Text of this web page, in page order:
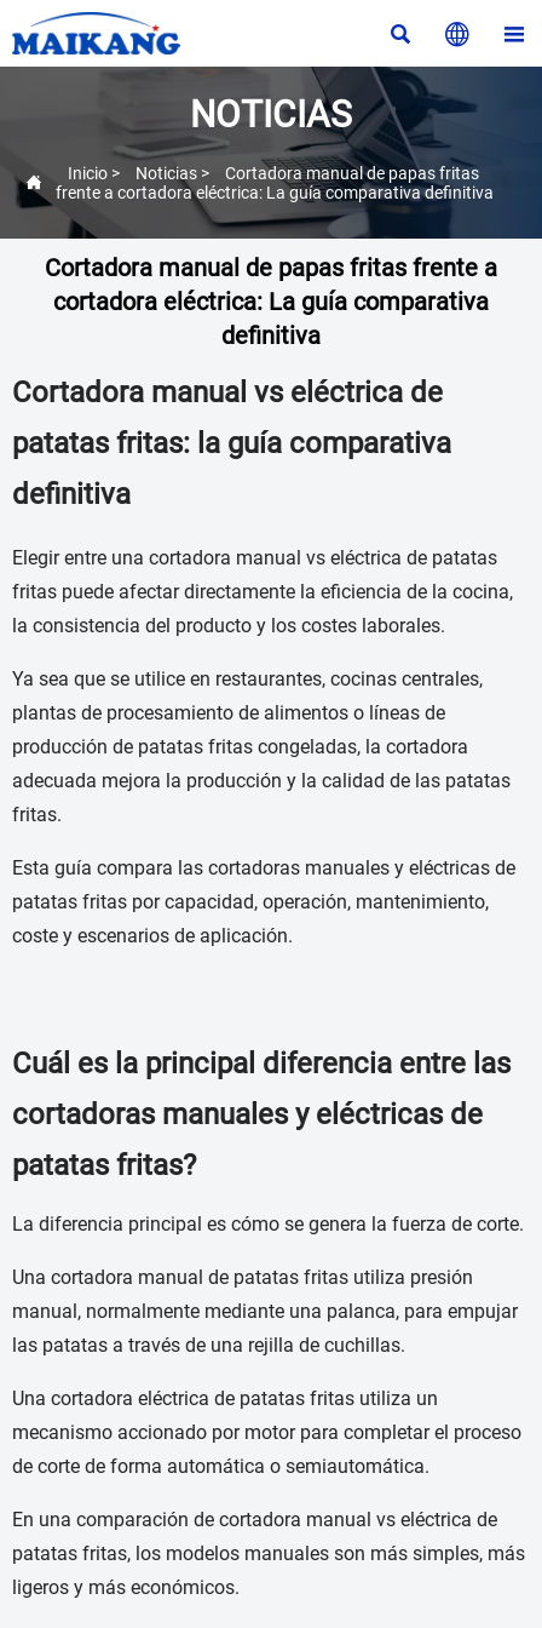
  
NOTICIAS
 Inicio > Noticias >
Cortadora manual de papas fritas
frente a cortadora eléctrica: La guía comparativa definitiva
Cortadora manual de papas fritas frente a
cortadora eléctrica: La guía comparativa
definitiva
Cortadora manual vs eléctrica de
patatas fritas: la guía comparativa
definitiva
Elegir entre una cortadora manual vs eléctrica de patatas
fritas puede afectar directamente la eficiencia de la cocina,
la consistencia del producto y los costes laborales.
Ya sea que se utilice en restaurantes, cocinas centrales,
plantas de procesamiento de alimentos o líneas de
producción de patatas fritas congeladas, la cortadora
adecuada mejora la producción y la calidad de las patatas
fritas.
Esta guía compara las cortadoras manuales y eléctricas de
patatas fritas por capacidad, operación, mantenimiento,
coste y escenarios de aplicación.
Cuál es la principal diferencia entre las
cortadoras manuales y eléctricas de
patatas fritas?
La diferencia principal es cómo se genera la fuerza de corte.
Una cortadora manual de patatas fritas utiliza presión
manual, normalmente mediante una palanca, para empujar
las patatas a través de una rejilla de cuchillas.
Una cortadora eléctrica de patatas fritas utiliza un
mecanismo accionado por motor para completar el proceso
de corte de forma automática o semiautomática.
En una comparación de cortadora manual vs eléctrica de
patatas fritas, los modelos manuales son más simples, más
ligeros y más económicos.